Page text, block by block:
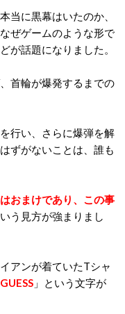
本当に黒幕はいたのか、
ぜゲームのような形で
が話題になりました。
首輪が爆発するまでの
行い、さらに爆弾を解
ずがないことは、誰も
おまけであり、この事
う見方が強まりまし
アンが着ていたTシャ
GUESS 」という文字が